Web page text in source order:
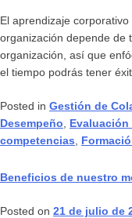
El aprendizaje
organización depende de
organización, así que
el tiempo podrás tener
Posted in Gestión de
Desempeño, Evaluación
competencias,
Beneficios de nuestro
Posted on 21 de julio de